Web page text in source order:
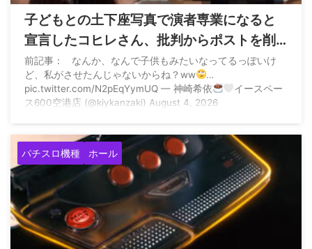
子どもとの土下座写真で演者専業になると
宣言したコヒレさん、批判からポストを削
除して再度子どもとの土下座写真でご報告
前記事： なんか、なんで子供もみたいなってるっぽいけ
ど、私がさせたんじゃないからね？ww
…
pic.twitter.com/N2pEqYymUQ — 神崎希依
イースペー
ス600空港店 (@kiykanzaki) August 4, 2026
パチスロ機種 ホール